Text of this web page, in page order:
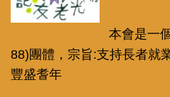
本會是一
88)團體 ，宗旨:支持長者就
豐盛耆年